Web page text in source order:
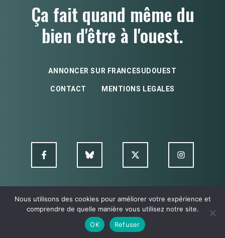
Ça fait quand même du
bien d'être à l'ouest.
ANNONCER SUR FRANCESUDOUEST
CONTACT MENTIONS LEGALES
© FSO MultimediA - 2026
Nous utilisons des cookies pour améliorer votre expérience et
comprendre de quelle manière vous utilisez notre site.
OK
Refuser